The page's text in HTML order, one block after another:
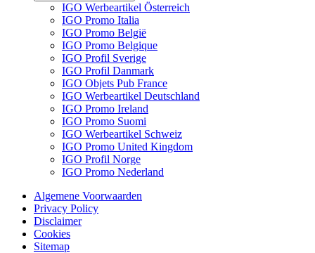
IGO Werbeartikel Österreich
IGO Promo Italia
IGO Promo België
IGO Promo Belgique
IGO Profil Sverige
IGO Profil Danmark
IGO Objets Pub France
IGO Werbeartikel Deutschland
IGO Promo Ireland
IGO Promo Suomi
IGO Werbeartikel Schweiz
IGO Promo United Kingdom
IGO Profil Norge
IGO Promo Nederland
Algemene Voorwaarden
Privacy Policy
Disclaimer
Cookies
Sitemap